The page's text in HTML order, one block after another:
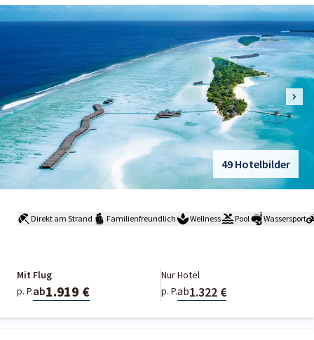
49 Hotelbilder
Direkt am Strand Familienfreundlich Wellness Pool Wassersport
Mit Flug
p. P.ab1.919 €
Nur Hotel
p. P.ab1.322 €